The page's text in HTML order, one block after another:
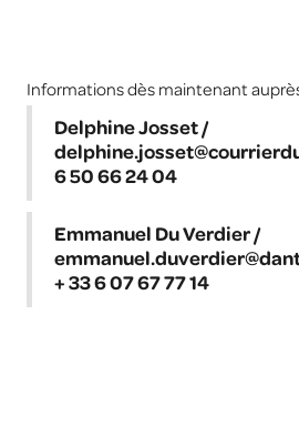
Informations dès maintenant
Delphine Josset /
6 50 66 24 04
Emmanuel Du Verdier /
+ 33 6 07 67 77 14